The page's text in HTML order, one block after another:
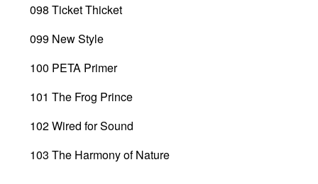
098 Ticket Thicket
099 New Style
100 PETA Primer
101 The Frog Prince
102 Wired for Sound
103 The Harmony of Nature